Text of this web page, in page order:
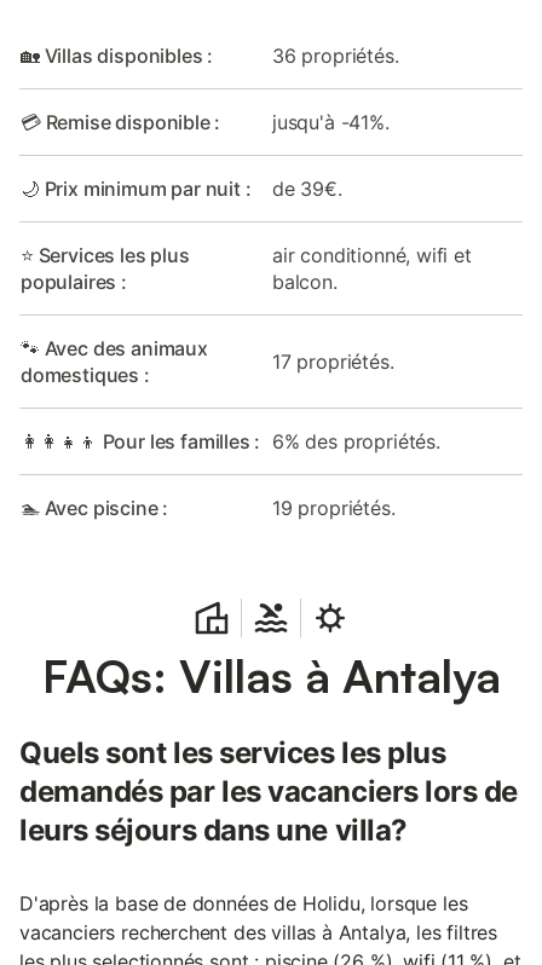
🏡 Villas disponibles : 36 propriétés.
💳 Remise disponible : jusqu'à -41%.
🌙 Prix minimum par nuit : de 39€.
⭐ Services les plus
populaires :
air conditionné, wifi et
balcon.
🐾 Avec des animaux
domestiques :
17 propriétés.
👩‍👩‍👧‍👦 Pour les familles : 6% des propriétés.
🏊 Avec piscine : 19 propriétés.
FAQs: Villas à Antalya
Quels sont les services les plus
demandés par les vacanciers lors de
leurs séjours dans une villa?
D'après la base de données de Holidu, lorsque les
vacanciers recherchent des villas à Antalya, les filtres